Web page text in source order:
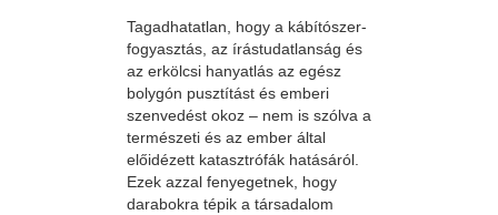
Tagadhatatlan, hogy a kábítószer-
fogyasztás, az írástudatlanság és
az erkölcsi hanyatlás az egész
bolygón pusztítást és emberi
szenvedést okoz – nem is szólva a
természeti és az ember által
előidézett katasztrófák hatásáról.
Ezek azzal fenyegetnek, hogy
darabokra tépik a társadalom